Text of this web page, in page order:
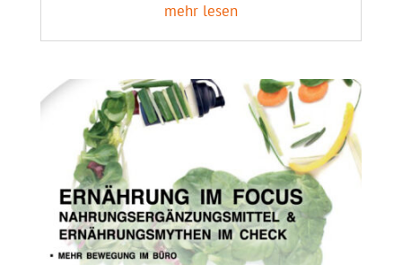
mehr lesen